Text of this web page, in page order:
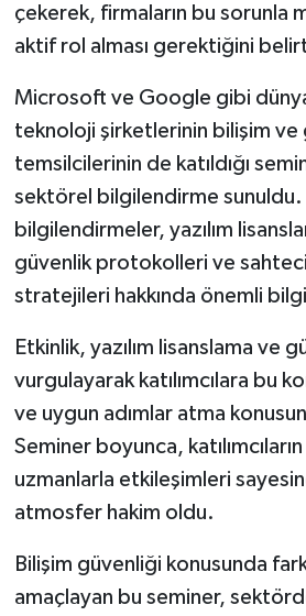
çekerek, firmaların bu sorunla
aktif rol alması gerektiğini
Microsoft ve Google gibi
teknoloji şirketlerinin bilişim ve
temsilcilerinin de katıldığı
sektörel bilgilendirme sunuldu.
bilgilendirmeler, yazılım
güvenlik protokolleri ve
stratejileri hakkında önemli
Etkinlik, yazılım lisanslama ve
vurgulayarak katılımcılara bu
ve uygun adımlar atma
Seminer boyunca,
uzmanlarla etkileşimleri
atmosfer hakim oldu.
Bilişim güvenliği konusunda
amaçlayan bu seminer,